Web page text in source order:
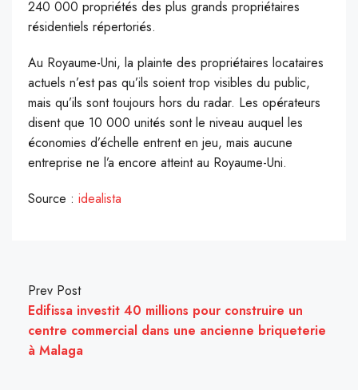
240 000 propriétés des plus grands propriétaires
résidentiels répertoriés.
Au Royaume-Uni, la plainte des propriétaires locataires
actuels n’est pas qu’ils soient trop visibles du public,
mais qu’ils sont toujours hors du radar. Les opérateurs
disent que 10 000 unités sont le niveau auquel les
économies d’échelle entrent en jeu, mais aucune
entreprise ne l’a encore atteint au Royaume-Uni.
Source : idealista
Prev Post
Edifissa investit 40 millions pour construire un
centre commercial dans une ancienne briqueterie
à Malaga